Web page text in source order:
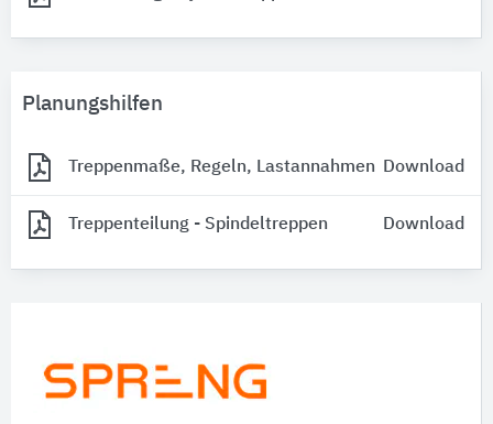
Planungshilfen
Treppenmaße, Regeln, Lastannahmen Download
Treppenteilung - Spindeltreppen Download